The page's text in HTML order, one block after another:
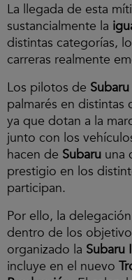
La llegada de esta
sustancialmente la
distintas categorías,
carreras realmente
Los pilotos de Subaru
palmarés en distintas
ya que dotan a la
junto con los
hacen de Subaru una
prestigio en los
participan.
Por ello, la delegación
dentro de los
organizado la Subaru
incluye en el nuevo